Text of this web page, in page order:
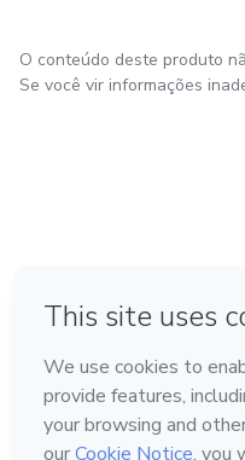
O conteúdo deste produto
Se você vir informações
Feito com ❤ na Cidade do
Conheça a Hotmart